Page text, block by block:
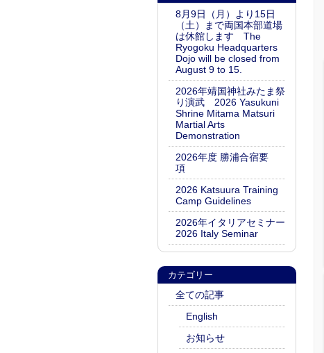
8月9日（月）より15日
（土）まで両国本部道場
は休館します The
Ryogoku Headquarters
Dojo will be closed from
August 9 to 15.
2026年靖国神社みたま祭
り演武 2026 Yasukuni
Shrine Mitama Matsuri
Martial Arts
Demonstration
2026年度 勝浦合宿要
項
2026 Katsuura Training
Camp Guidelines
2026年イタリアセミナー
2026 Italy Seminar
カテゴリー
全ての記事
English
お知らせ